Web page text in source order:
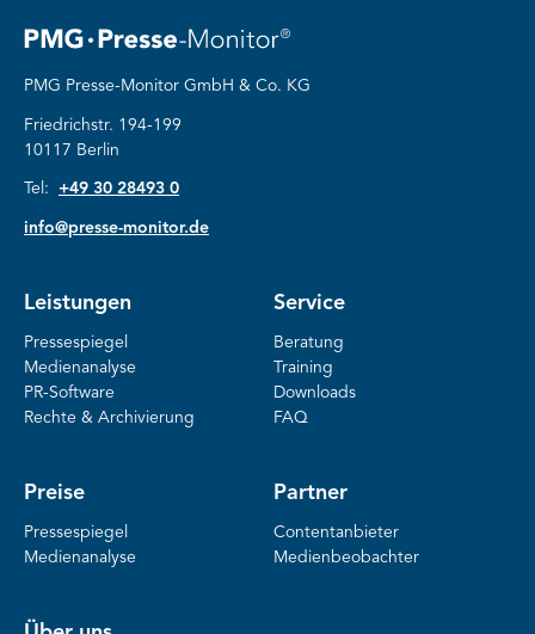
PMG Presse-Monitor GmbH & Co. KG
Friedrichstr. 194-199
10117 Berlin
Tel: +49 30 28493 0
info@presse-monitor.de
Leistungen
Pressespiegel
Medienanalyse
PR-Software
Rechte & Archivierung
Service
Beratung
Training
Downloads
FAQ
Preise
Pressespiegel
Medienanalyse
Partner
Contentanbieter
Medienbeobachter